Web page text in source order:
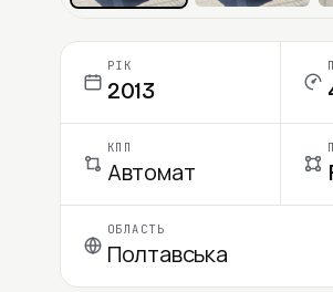
РІК
2013
КПП
Автомат
ОБЛАСТЬ
Полтавська